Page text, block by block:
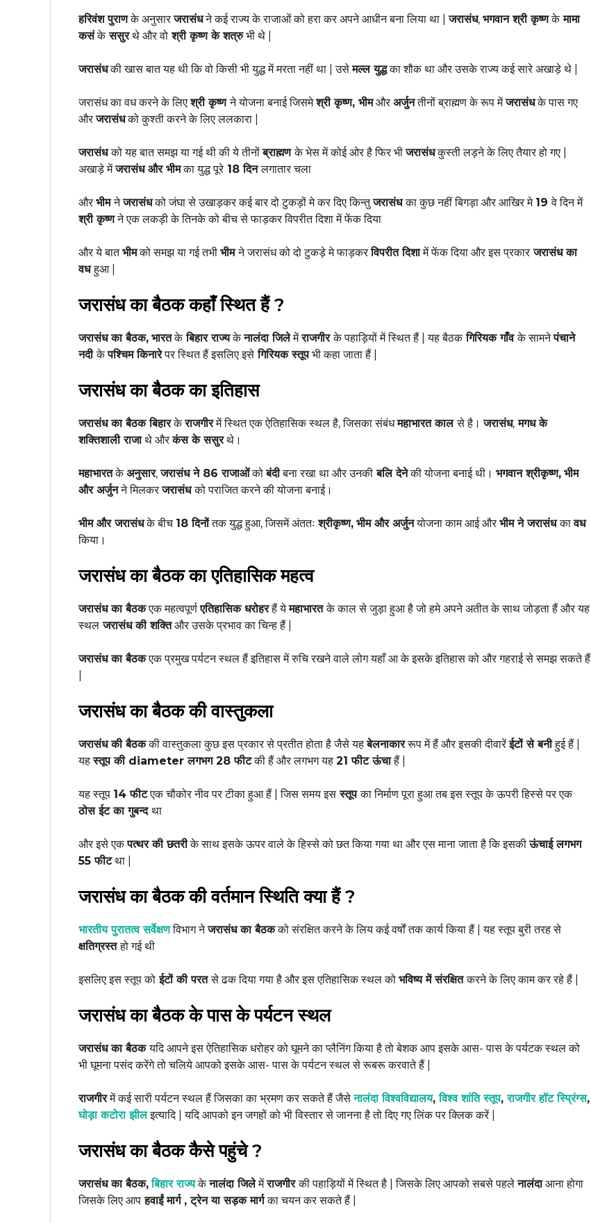
हरिवंश पुराणके अनुसारजरासंधने कई राज्य के राजाओं को हरा कर अपने आधीन बना लिया था |जरासंध, भगवान श्री कृष्णकेमामा
कसंकेससुरथे और वो श्री कृष्ण के शत्रुभी थे |
जरासंधकी खास बात यह थी कि वो किसी भी युद्ध में मरता नहीं था | उसेमल्ल युद्धका शौक था और उसके राज्य कई सारे अखाड़े थे |
जरासंध का वध करने के लिएश्री कृष्णने योजना बनाई जिसमेश्री कृष्ण, भीमऔर अर्जुनतीनों ब्राह्मण के रूप मेंजरासंधके पास गए
औरजरासंधको कुश्ती करने के लिए ललकारा |
जरासंधको यह बात समझ या गई थी की ये तीनोंब्राह्मणके भेस में कोई ओर है फिर भीजरासंधकुस्ती लड़ने के लिए तैयार हो गए |
अखाड़े मेंजरासंध और भीमका युद्ध पूरे 18 दिनलगातार चला
और भीमनेजरासंधको जंघा से उखाड़कर कई बार दो टुकड़ों मे कर दिए किन्तुजरासंधका कुछ नहीं बिगड़ा और आखिर मे 19वे दिन में
श्री कृष्णने एक लकड़ी के तिनके को बीच से फाड़कर विपरीत दिशा में फेंक दिया
और ये बातभीमको समझ या गई तभी भीमने जरासंध को दो टुकड़े मे फाड़करविपरीत दिशामें फेंक दिया और इस प्रकार जरासंध का
वधहुआ |
जरासंध का बैठक कहाँ स्थित हैं ?
जरासंध का बैठक, भारतकेबिहार राज्यकेनालंदा जिलेमेंराजगीरके पहाड़ियों में स्थित हैं | यह बैठकगिरियक गाँवके सामनेपंचाने
नदीकेपश्चिम किनारेपर स्थित हैं इसलिए इसे गिरियक स्तूपभी कहा जाता हैं |
जरासंध का बैठक का इतिहास
जरासंध का बैठक बिहारकेराजगीरमें स्थित एक ऐतिहासिक स्थल है, जिसका संबंधमहाभारत कालसे है।जरासंध, मगध के
शक्तिशाली राजाथे औरकंस के ससुरथे।
महाभारतकेअनुसार,जरासंध ने 86 राजाओंकोबंदीबना रखा था और उनकी बलि देनेकी योजना बनाई थी। भगवान श्रीकृष्ण, भीम
और अर्जुनने मिलकरजरासंधको पराजित करने की योजना बनाई।
भीम और जरासंधके बीच 18 दिनोंतक युद्ध हुआ, जिसमें अंततःश्रीकृष्ण, भीम और अर्जुनयोजना काम आई और भीम ने जरासंधकावध
किया।
जरासंध का बैठक का एतिहासिक महत्व
जरासंध का बैठकएक महत्वपूर्णएतिहासिक धरोहरहैं येमहाभारतके काल से जुड़ा हुआ है जो हमे अपने अतीत के साथ जोड़ता हैं और यह
स्थल जरासंध की शक्तिऔर उसके प्रभाव का चिन्ह हैं |
जरासंध का बैठकएक प्रमुख पर्यटन स्थल हैं इतिहास में रुचि रखने वाले लोग यहाँ आ के इसके इतिहास को और गहराई से समझ सकते हैं
जरासंध का बैठक की वास्तुकला
जरासंध की बैठककी वास्तुकला कुछ इस प्रकार से प्रतीत होता है जैसे यहबेलनाकाररूप में हैं और इसकी दीवारेंईटों से बनीहुई हैं |
यहस्तूप की diameter लगभग 28 फीटकी हैं और लगभग यह 21 फीट ऊंचाहैं |
यह स्तूप 14 फीटएक चौकोर नीव पर टीका हुआ हैं | जिस समय इस स्तूपका निर्माण पूरा हुआ तब इस स्तूप के ऊपरी हिस्से पर एक
ठोस ईट का गुबन्द था
और इसे एकपत्थर की छतरीके साथ इसके ऊपर वाले के हिस्से को छत किया गया था और एस माना जाता है कि इसकीऊंचाई लगभग
55 फीटथा |
जरासंध का बैठक की वर्तमान स्थिति क्या हैं ?
भारतीय पुरातत्व सर्वेक्षणविभाग नेजरासंध का बैठकको संरक्षित करने के लिय कई वर्षों तक कार्य किया हैं | यह स्तूप बुरी तरह से
क्षतिग्रस्तहो गई थी
इसलिए इस स्तूप को ईटों की परतसे ढक दिया गया है और इस एतिहासिक स्थल को भविष्य में संरक्षितकरने के लिए काम कर रहे हैं |
जरासंध का बैठक के पास के पर्यटन स्थल
जरासंध का बैठकयदि आपने इस ऐतिहासिक धरोहर को घूमने का प्लैनिंग किया है तो बेशक आप इसके आस- पास के पर्यटक स्थल को
भी घूमना पसंद करेंगे तो चलिये आपको इसके आस- पास के पर्यटन स्थल से रूबरू करवाते हैं |
राजगीरमें कई सारी पर्यटन स्थल हैं जिसका का भ्रमण कर सकते हैं जैसेनालंदा विश्वविद्यालय,विश्व शांति स्तूप,राजगीर हॉट स्प्रिंग्स,
घोड़ा कटोरा झीलइत्यादि | यदि आपको इन जगहों को भी विस्तार से जानना है तो दिए गए लिंक पर क्लिक करें |
जरासंध का बैठक कैसे पहुंचे ?
जरासंध का बैठक, बिहार राज्यकेनालंदा जिलेमेंराजगीरकी पहाड़ियों में स्थित है | जिसके लिए आपको सबसे पहलेनालंदाआना होगा
जिसके लिए आप हवाईं मार्ग , ट्रेन या सड़क मार्गका चयन कर सकते हैं |